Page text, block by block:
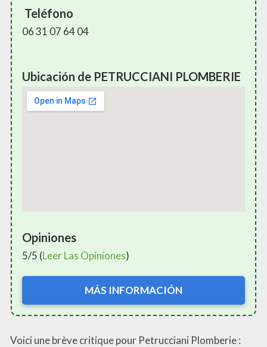
Teléfono
06 31 07 64 04
Ubicación de PETRUCCIANI PLOMBERIE
Opiniones
5/5 (Leer Las Opiniones)
MÁS INFORMACIÓN
Voici une brève critique pour Petrucciani Plomberie :